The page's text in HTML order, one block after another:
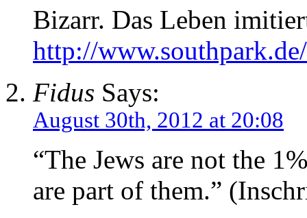
Bizarr. Das Leben
http://
Fidus Says:
August 30th, 2012 at 20:08
“The Jews are not the
are part of them.”